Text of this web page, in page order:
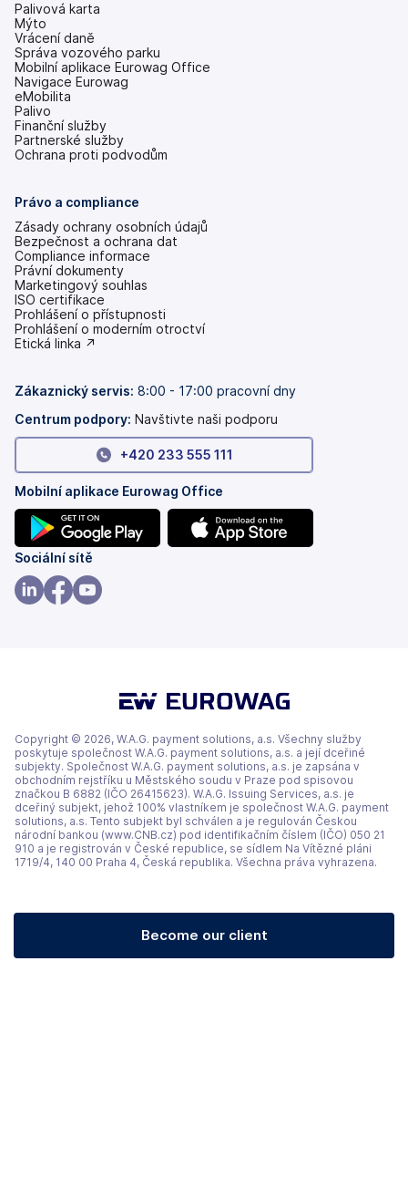
Palivová karta
Mýto
Vrácení daně
Správa vozového parku
Mobilní aplikace Eurowag Office
Navigace Eurowag
eMobilita
Palivo
Finanční služby
Partnerské služby
Ochrana proti podvodům
Právo a compliance
Zásady ochrany osobních údajů
Bezpečnost a ochrana dat
Compliance informace
Právní dokumenty
Marketingový souhlas
ISO certifikace
Prohlášení o přístupnosti
(se
v
Prohlášení o moderním otroctví
(se
záložkách)
Etická linka ↗
Zákaznický servis: 8:00 - 17:00 pracovní dny
Centrum podpory: Navštivte naši podporu
+420 233 555 111
Mobilní aplikace Eurowag Office
(se
v
nových
Sociální sítě
Copyright © 2026, W.A.G. payment solutions, a.s. Všechny služby
poskytuje společnost W.A.G. payment solutions, a.s. a její dceřiné
subjekty. Společnost W.A.G. payment solutions, a.s. je zapsána v
obchodním rejstříku u Městského soudu v Praze pod spisovou
značkou B 6882 (IČO 26415623). W.A.G. Issuing Services, a.s. je
dceřiný subjekt, jehož 100% vlastníkem je společnost W.A.G. payment
solutions, a.s. Tento subjekt byl schválen a je regulován Českou
národní bankou (www.CNB.cz) pod identifikačním číslem (IČO) 050 21
910 a je registrován v České republice, se sídlem Na Vítězné pláni
1719/4, 140 00 Praha 4, Česká republika. Všechna práva vyhrazena.
Become our client